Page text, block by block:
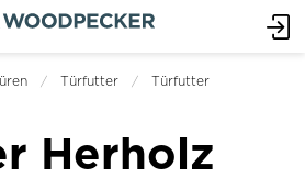
Türfutter Türfutter
Herholz